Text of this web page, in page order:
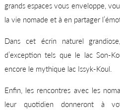
grands espaces vous enveloppe,
la vie nomade et à en partager
Dans cet écrin naturel
d’exception tels que le lac Son-
encore le mythique lac Issyk-Koul.
Enfin, les rencontres avec les
leur quotidien donneront à